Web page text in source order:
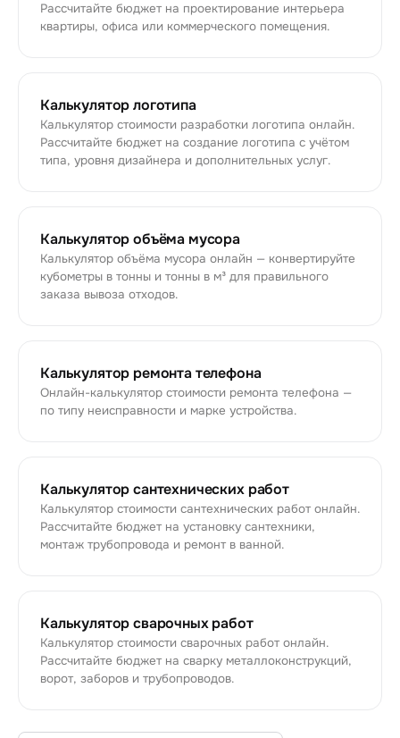
Рассчитайте бюджет на проектирование интерьера
квартиры, офиса или коммерческого помещения.
Калькулятор логотипа
Калькулятор стоимости разработки логотипа онлайн.
Рассчитайте бюджет на создание логотипа с учётом
типа, уровня дизайнера и дополнительных услуг.
Калькулятор объёма мусора
Калькулятор объёма мусора онлайн — конвертируйте
кубометры в тонны и тонны в м³ для правильного
заказа вывоза отходов.
Калькулятор ремонта телефона
Онлайн-калькулятор стоимости ремонта телефона —
по типу неисправности и марке устройства.
Калькулятор сантехнических работ
Калькулятор стоимости сантехнических работ онлайн.
Рассчитайте бюджет на установку сантехники,
монтаж трубопровода и ремонт в ванной.
Калькулятор сварочных работ
Калькулятор стоимости сварочных работ онлайн.
Рассчитайте бюджет на сварку металлоконструкций,
ворот, заборов и трубопроводов.